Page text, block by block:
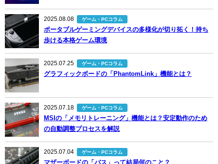
2025.08.08 ゲーム・PCコラム
ポータブルゲーミングデバイスの多様化が切り拓く！持ち
歩ける本格ゲーム環境
2025.07.25 ゲーム・PCコラム
グラフィックボードの「PhantomLink」機能とは？
2025.07.18 ゲーム・PCコラム
MSIの「メモリトレーニング」機能とは？安定動作のため
の自動調整プロセスを解説
2025.07.04 ゲーム・PCコラム
マザーボードの「バス」って結局何のこと？